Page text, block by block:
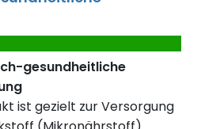
gesundheitliche
ist gezielt zur Versorgung